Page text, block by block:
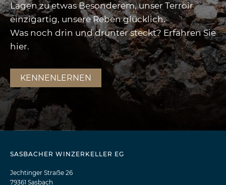
Lagen zu etwas Besonderem, unser Terroir
einzigartig, unsere Reben glücklich.
Was noch drin und drunter steckt? Erfahren Sie
hier.
KENNENLERNEN
SASBACHER WINZERKELLER EG
Jechtinger Straẞe 26
79361 Sasbach